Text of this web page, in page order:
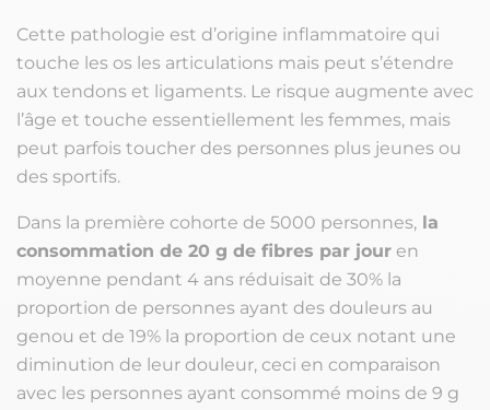
Cette pathologie est d’origine inflammatoire qui
touche les os les articulations mais peut s’étendre
aux tendons et ligaments. Le risque augmente avec
l’âge et touche essentiellement les femmes, mais
peut parfois toucher des personnes plus jeunes ou
des sportifs.
Dans la première cohorte de 5000 personnes, la
consommation de 20 g de fibres par jour en
moyenne pendant 4 ans réduisait de 30% la
proportion de personnes ayant des douleurs au
genou et de 19% la proportion de ceux notant une
diminution de leur douleur, ceci en comparaison
avec les personnes ayant consommé moins de 9 g